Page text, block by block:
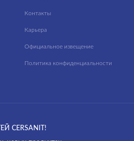
Контакты
Карьера
Официальное извещение
Политика конфиденциальности
CERSANIT!